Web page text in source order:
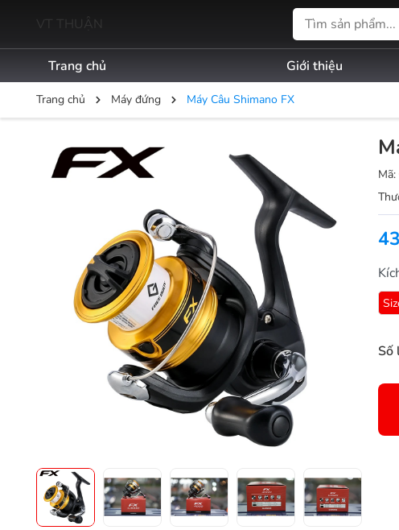
VT THUẬN
Trang chủ Giới thiệu
Trang chủ Máy đứng Máy Câu Shimano FX
Mã:
Số